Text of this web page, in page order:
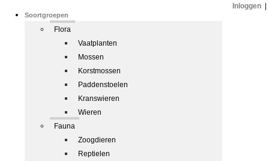
Soortgroepen
Flora
Vaatplanten
Mossen
Korstmossen
Paddenstoelen
Kranswieren
Wieren
Fauna
Zoogdieren
Reptielen
Inloggen